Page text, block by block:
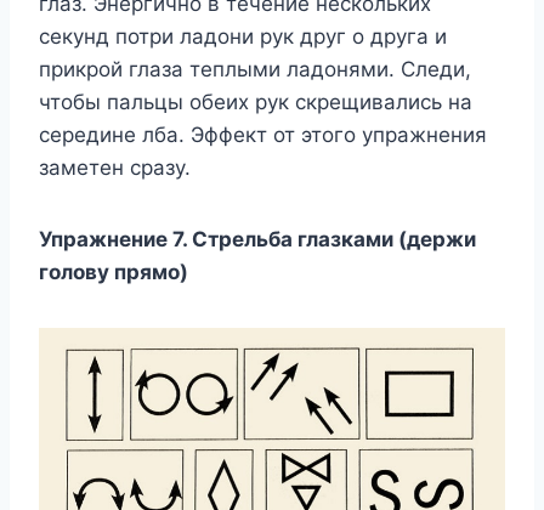
секунд потри ладони рук друг о друга и
прикрой глаза теплыми ладонями. Следи,
чтобы пальцы обеих рук скрещивались на
середине лба. Эффект от этого упражнения
заметен сразу.
Упражнение 7. Стрельба глазками (держи
голову прямо)